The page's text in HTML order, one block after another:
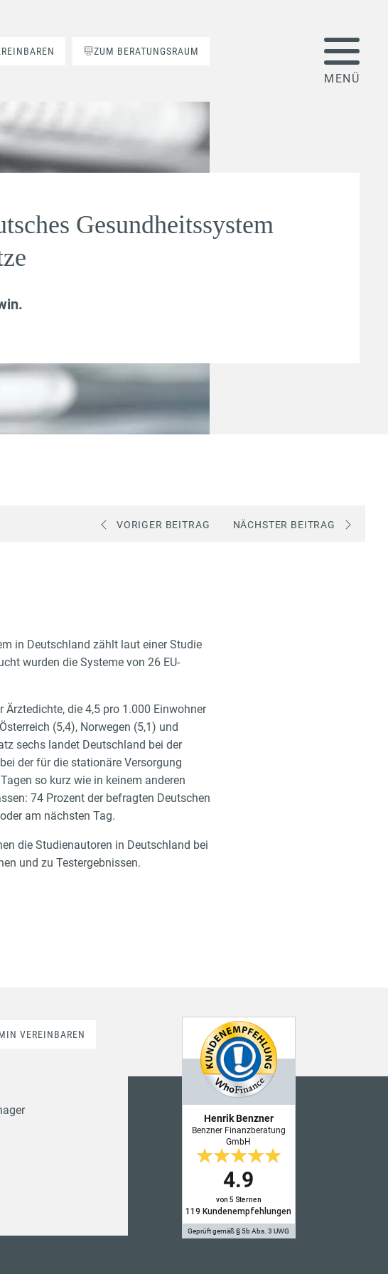
ZUM BERATUNGSRAUM
Gesundheitssystem
.
VORIGER BEITRAG NÄCHSTER BEITRAG
in Deutschland zählt laut einer Studie
wurden die Systeme von 26 EU-
die 4,5 pro 1.000 Einwohner
(5,4), Norwegen (5,1) und
sechs landet Deutschland bei der
der für die stationäre Versorgung
so kurz wie in keinem anderen
74 Prozent der befragten Deutschen
am nächsten Tag.
die Studienautoren in Deutschland bei
und zu Testergebnissen.
VEREINBAREN
Henrik Benzner
Benzner Finanzberatung
GmbH
4.9
von 5 Sternen
119 Kundenempfehlungen
Geprüft gemäß § 5b Abs. 3 UWG